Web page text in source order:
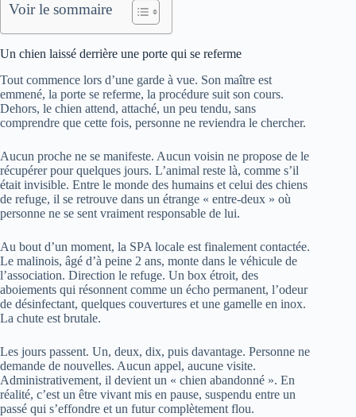
Voir le sommaire
Un chien laissé derrière une porte qui se referme
Tout commence lors d’une garde à vue. Son maître est
emmené, la porte se referme, la procédure suit son cours.
Dehors, le chien attend, attaché, un peu tendu, sans
comprendre que cette fois, personne ne reviendra le chercher.
Aucun proche ne se manifeste. Aucun voisin ne propose de le
récupérer pour quelques jours. L’animal reste là, comme s’il
était invisible. Entre le monde des humains et celui des chiens
de refuge, il se retrouve dans un étrange « entre-deux » où
personne ne se sent vraiment responsable de lui.
Au bout d’un moment, la SPA locale est finalement contactée.
Le malinois, âgé d’à peine 2 ans, monte dans le véhicule de
l’association. Direction le refuge. Un box étroit, des
aboiements qui résonnent comme un écho permanent, l’odeur
de désinfectant, quelques couvertures et une gamelle en inox.
La chute est brutale.
Les jours passent. Un, deux, dix, puis davantage. Personne ne
demande de nouvelles. Aucun appel, aucune visite.
Administrativement, il devient un « chien abandonné ». En
réalité, c’est un être vivant mis en pause, suspendu entre un
passé qui s’effondre et un futur complètement flou.